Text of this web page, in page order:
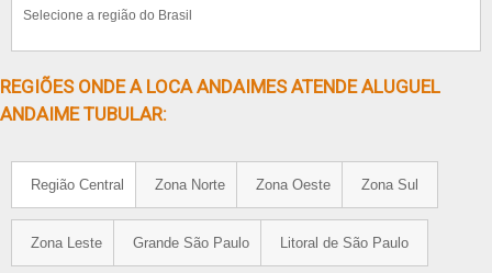
Selecione a região do Brasil
REGIÕES ONDE A LOCA ANDAIMES ATENDE ALUGUEL
ANDAIME TUBULAR:
Região Central Zona Norte Zona Oeste Zona Sul
Zona Leste Grande São Paulo Litoral de São Paulo